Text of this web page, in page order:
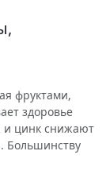
фруктами,
здоровье
и цинк снижают
Большинству